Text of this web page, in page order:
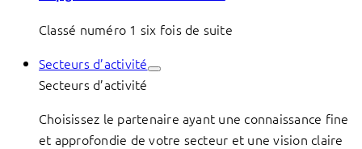
Classé numéro 1 six fois de suite
Secteurs d’activité
Secteurs d’activité
Choisissez le partenaire ayant une connaissance fine
et approfondie de votre secteur et une vision claire